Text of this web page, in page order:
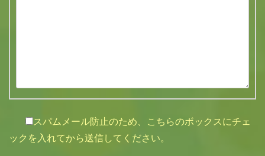
スパムメール防止のため、こちらのボックスにチェ
ックを入れてから送信してください。